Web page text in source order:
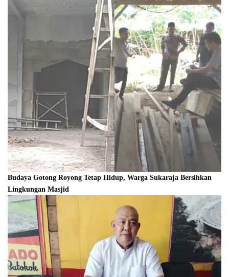
Budaya Gotong Royong Tetap Hidup, Warga Sukaraja Bersihkan
Lingkungan Masjid